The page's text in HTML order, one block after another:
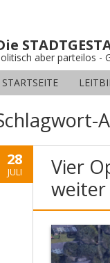
aber parteilos -
STARTSEITE
28
JULI
Vier